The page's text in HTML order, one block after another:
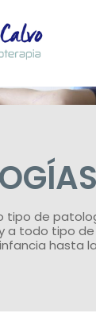
tipo de
a todo tipo
infancia hasta